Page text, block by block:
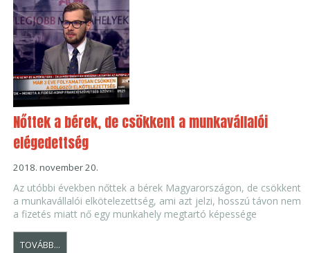
Nőttek a bérek, de csökkent a munkavállalói
elégedettség
2018. november 20.
Az utóbbi években nőttek a bérek Magyarországon, de csökkent
a munkavállalói elkötelezettség, ami azt jelzi, hosszú távon nem
a fizetés miatt nő egy munkahely megtartó képessége
TOVÁBB...